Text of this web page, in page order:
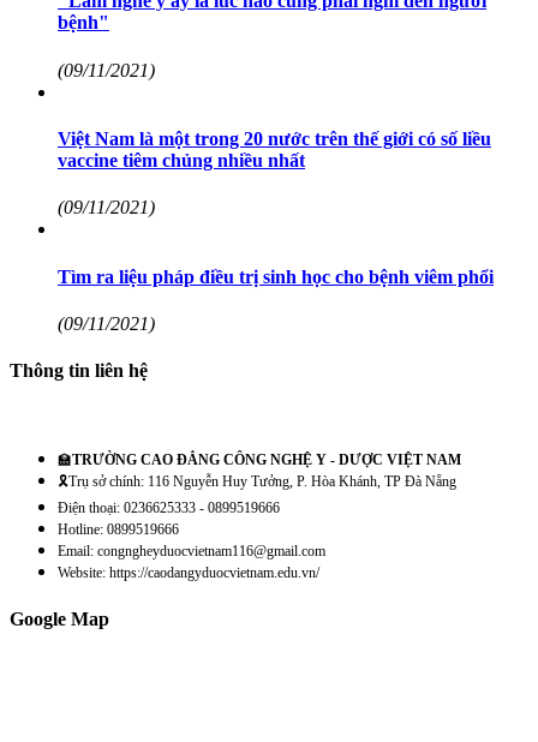
bệnh"
(09/11/2021)
Việt Nam là một trong 20 nước trên thế giới có số liều
vaccine tiêm chủng nhiều nhất
(09/11/2021)
Tìm ra liệu pháp điều trị sinh học cho bệnh viêm phổi
(09/11/2021)
Thông tin liên hệ
🏫TRƯỜNG CAO ĐẲNG CÔNG NGHỆ Y - DƯỢC VIỆT NAM
🎗️Trụ sở chính: 116 Nguyễn Huy Tưởng, P. Hòa Khánh, TP Đà Nẵng
Điện thoại: 0236625333 - 0899519666
Hotline: 0899519666
Email: congngheyduocvietnam116@gmail.com
Website: https://caodangyduocvietnam.edu.vn/
Google Map